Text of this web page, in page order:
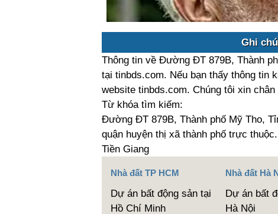
Ghi
Thông tin về Đường ĐT 879B, Thành
tại tinbds.com. Nếu bạn thấy thông tin
website tinbds.com. Chúng tôi xin
Từ khóa tìm kiếm:
Đường ĐT 879B, Thành phố Mỹ Tho,
quận huyện thị xã thành phố trực
Tiền Giang
Nhà đất TP HCM
Dự án bất động sản tại
Hồ Chí Minh
Nhà đất Hà
Dự án bất
Hà Nội